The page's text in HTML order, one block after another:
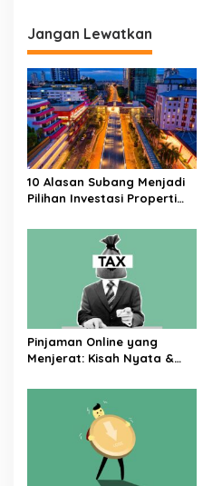
Jangan Lewatkan
10 Alasan Subang Menjadi
Pilihan Investasi Properti
Jawa Barat
Pinjaman Online yang
Menjerat: Kisah Nyata &